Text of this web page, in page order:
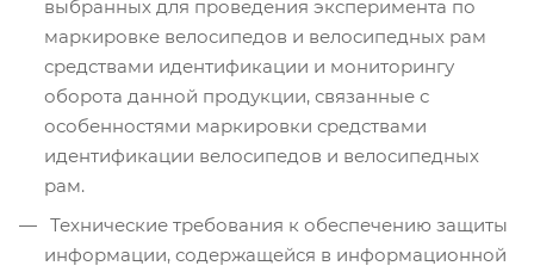
выбранных для проведения эксперимента по
маркировке велосипедов и велосипедных рам
средствами идентификации и мониторингу
оборота данной продукции, связанные с
особенностями маркировки средствами
идентификации велосипедов и велосипедных
рам.
Технические требования к обеспечению защиты
информации, содержащейся в информационной